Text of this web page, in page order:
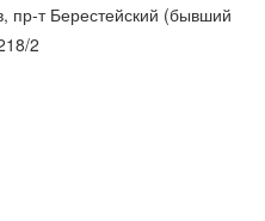
пр-т Берестейский (бывший
2